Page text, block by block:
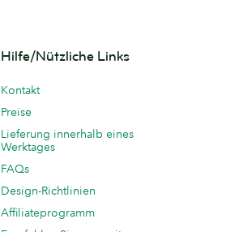
Hilfe/Nützliche Links
Kontakt
Preise
Lieferung innerhalb eines
Werktages
FAQs
Design-Richtlinien
Affiliateprogramm